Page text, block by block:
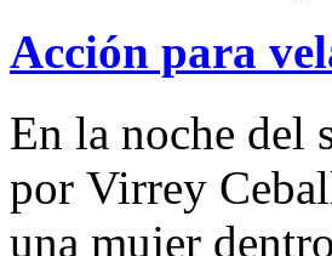
Acción para
En la noche del
por Virrey
una mujer